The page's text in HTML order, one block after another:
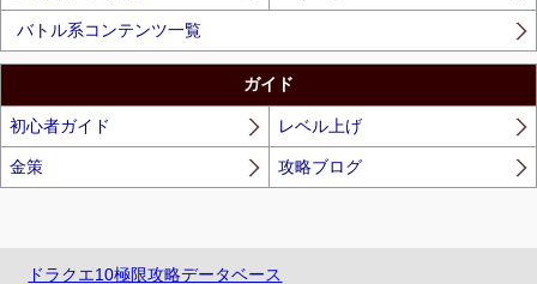
バトル系コンテンツ一覧
ガイド
初心者ガイド レベル上げ
金策 攻略ブログ
ドラクエ10極限攻略データベース